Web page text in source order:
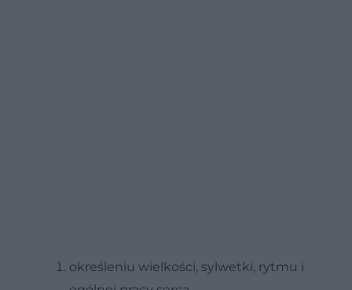
określeniu wielkości, sylwetki, rytmu i